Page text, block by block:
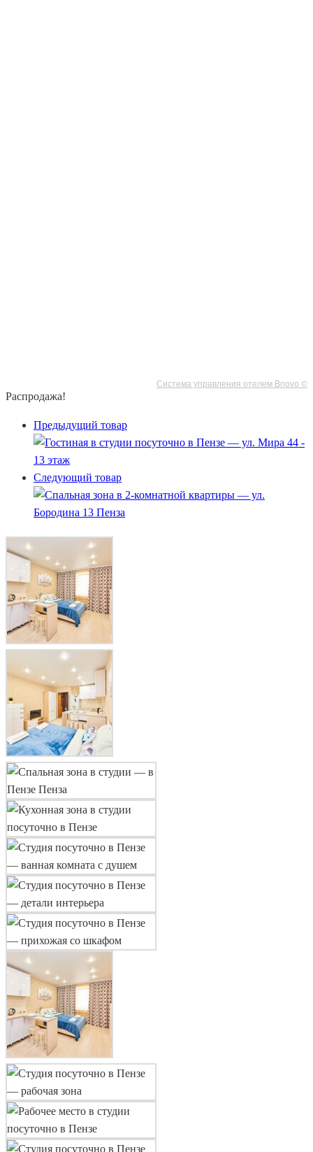
Система управления отелем Bnovo ©
Распродажа!
Предыдущий товар
Следующий товар